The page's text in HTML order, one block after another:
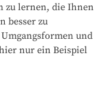
zu lernen, die Ihnen
besser zu
und
nur ein Beispiel